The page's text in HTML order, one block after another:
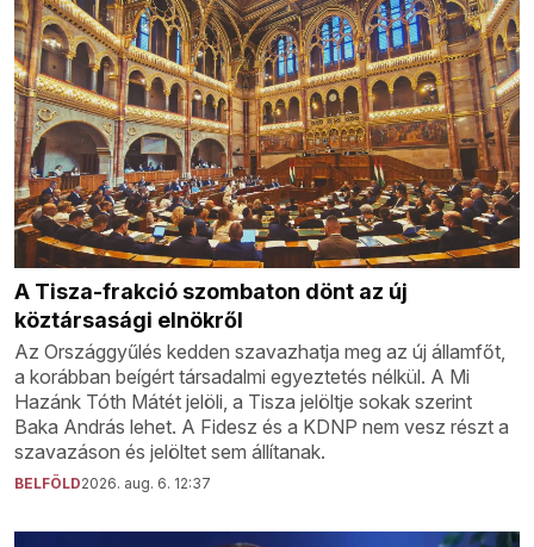
A Tisza-frakció szombaton dönt az új
köztársasági elnökről
Az Országgyűlés kedden szavazhatja meg az új államfőt,
a korábban beígért társadalmi egyeztetés nélkül. A Mi
Hazánk Tóth Mátét jelöli, a Tisza jelöltje sokak szerint
Baka András lehet. A Fidesz és a KDNP nem vesz részt a
szavazáson és jelöltet sem állítanak.
BELFÖLD2026. aug. 6. 12:37